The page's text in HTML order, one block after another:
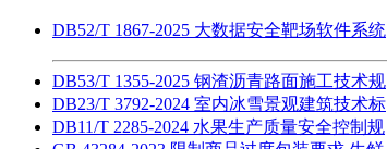
DB52/T 1867-2025 大数据安全靶场软件系统
DB53/T 1355-2025 钢渣沥青路面施工技术规
DB23/T 3792-2024 室内冰雪景观建筑技术标
DB11/T 2285-2024 水果生产质量安全控制规